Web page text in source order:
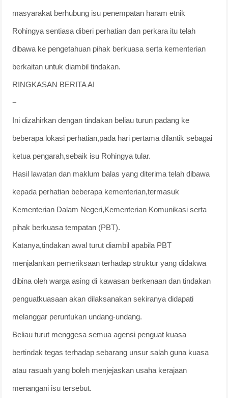
masyarakat berhubung isu penempatan haram etnik
Rohingya sentiasa diberi perhatian dan perkara itu telah
dibawa ke pengetahuan pihak berkuasa serta kementerian
berkaitan untuk diambil tindakan.
RINGKASAN BERITA AI
−
Ini dizahirkan dengan tindakan beliau turun padang ke
beberapa lokasi perhatian,pada hari pertama dilantik sebagai
ketua pengarah,sebaik isu Rohingya tular.
Hasil lawatan dan maklum balas yang diterima telah dibawa
kepada perhatian beberapa kementerian,termasuk
Kementerian Dalam Negeri,Kementerian Komunikasi serta
pihak berkuasa tempatan (PBT).
Katanya,tindakan awal turut diambil apabila PBT
menjalankan pemeriksaan terhadap struktur yang didakwa
dibina oleh warga asing di kawasan berkenaan dan tindakan
penguatkuasaan akan dilaksanakan sekiranya didapati
melanggar peruntukan undang-undang.
Beliau turut menggesa semua agensi penguat kuasa
bertindak tegas terhadap sebarang unsur salah guna kuasa
atau rasuah yang boleh menjejaskan usaha kerajaan
menangani isu tersebut.